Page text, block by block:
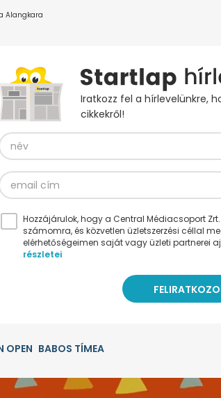
Alangkara
Iratkozz fel a hírlevelünkre,
cikkekről!
Hozzájárulok, hogy a Central Médiacsoport
számomra, és közvetlen üzletszerzési céllal
elérhetőségeimen saját vagy üzleti partnerei
részletei
OPEN BABOS TÍMEA